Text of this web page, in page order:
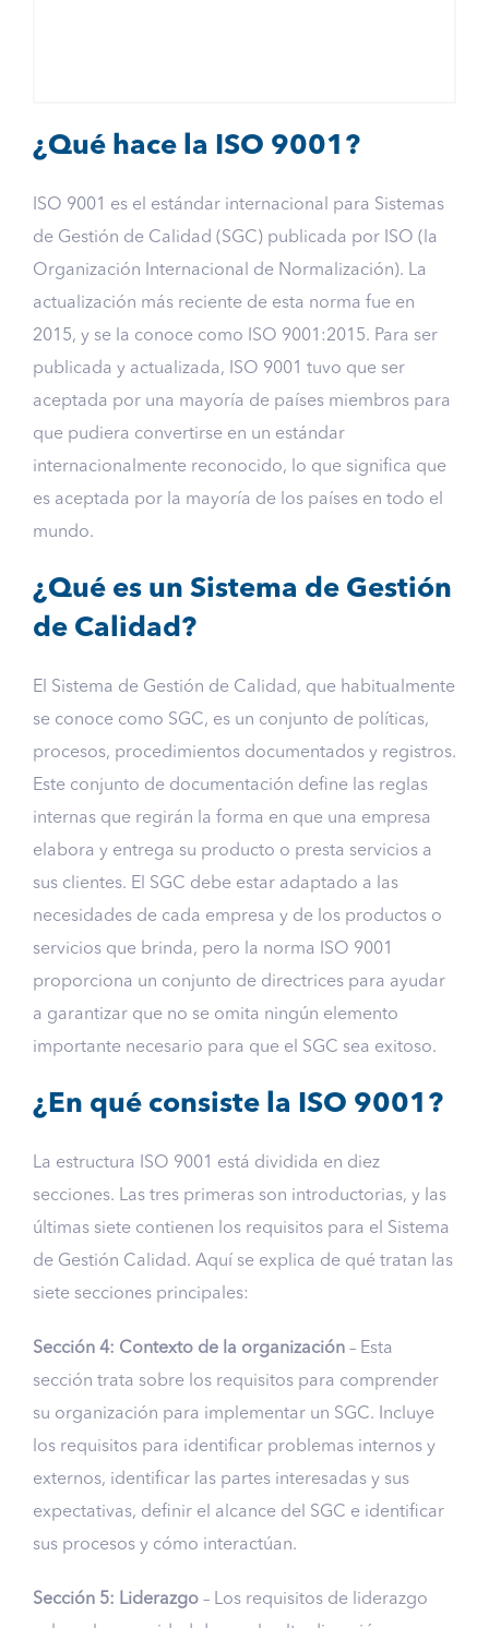
¿Qué hace la ISO 9001?
ISO 9001 es el estándar internacional para Sistemas
de Gestión de Calidad (SGC) publicada por ISO (la
Organización Internacional de Normalización). La
actualización más reciente de esta norma fue en
2015, y se la conoce como ISO 9001:2015. Para ser
publicada y actualizada, ISO 9001 tuvo que ser
aceptada por una mayoría de países miembros para
que pudiera convertirse en un estándar
internacionalmente reconocido, lo que significa que
es aceptada por la mayoría de los países en todo el
mundo.
¿Qué es un Sistema de Gestión
de Calidad?
El Sistema de Gestión de Calidad, que habitualmente
se conoce como SGC, es un conjunto de políticas,
procesos, procedimientos documentados y registros.
Este conjunto de documentación define las reglas
internas que regirán la forma en que una empresa
elabora y entrega su producto o presta servicios a
sus clientes. El SGC debe estar adaptado a las
necesidades de cada empresa y de los productos o
servicios que brinda, pero la norma ISO 9001
proporciona un conjunto de directrices para ayudar
a garantizar que no se omita ningún elemento
importante necesario para que el SGC sea exitoso.
¿En qué consiste la ISO 9001?
La estructura ISO 9001 está dividida en diez
secciones. Las tres primeras son introductorias, y las
últimas siete contienen los requisitos para el Sistema
de Gestión Calidad. Aquí se explica de qué tratan las
siete secciones principales:
Sección 4: Contexto de la organización – Esta
sección trata sobre los requisitos para comprender
su organización para implementar un SGC. Incluye
los requisitos para identificar problemas internos y
externos, identificar las partes interesadas y sus
expectativas, definir el alcance del SGC e identificar
sus procesos y cómo interactúan.
Sección 5: Liderazgo – Los requisitos de liderazgo